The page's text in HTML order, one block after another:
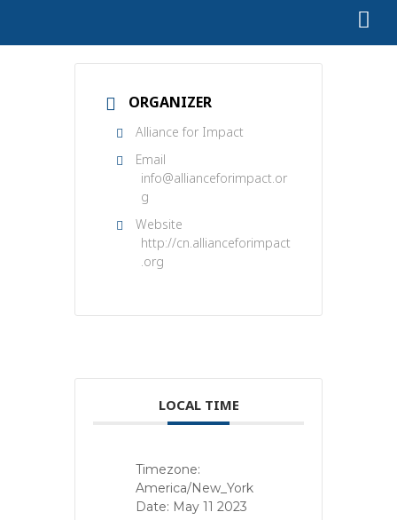
ORGANIZER
Alliance for Impact
Email
info@allianceforimpact.or
g
Website
http://cn.allianceforimpact
.org
LOCAL TIME
Timezone:
America/New_York
Date: May 11 2023